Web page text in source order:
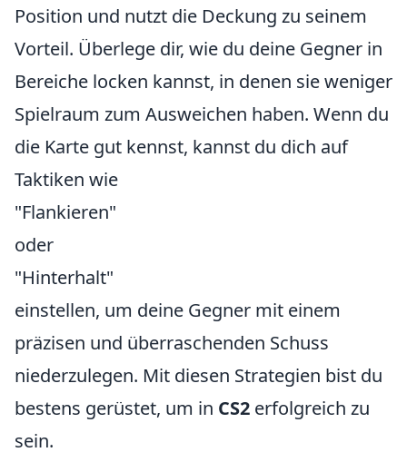
Position und nutzt die Deckung zu seinem
Vorteil. Überlege dir, wie du deine Gegner in
Bereiche locken kannst, in denen sie weniger
Spielraum zum Ausweichen haben. Wenn du
die Karte gut kennst, kannst du dich auf
Taktiken wie
"Flankieren"
oder
"Hinterhalt"
einstellen, um deine Gegner mit einem
präzisen und überraschenden Schuss
niederzulegen. Mit diesen Strategien bist du
bestens gerüstet, um in CS2 erfolgreich zu
sein.